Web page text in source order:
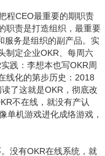
，权垄断了信息和资源
：通过透明化（重构信息
影响组织架构应对之道：
求 3、标 4、策略OKR
馈：Feedback 认可：
道：标协同2018年现状
共创协同：？OKR理想汽
OKR系统上
实现闭环OKR实践28